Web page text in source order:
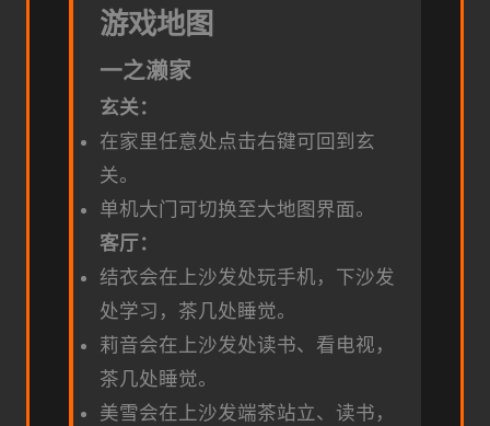
游戏地图
一之濑家
玄关：
在家里任意处点击右键可回到玄
关。
单机大门可切换至大地图界面。
客厅：
结衣会在上沙发处玩手机，下沙发
处学习，茶几处睡觉。
莉音会在上沙发处读书、看电视，
茶几处睡觉。
美雪会在上沙发端茶站立、读书，